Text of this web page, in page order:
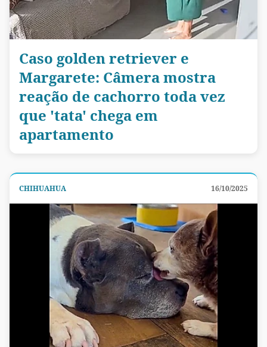
Caso golden retriever e
Margarete: Câmera mostra
reação de cachorro toda vez
que 'tata' chega em
apartamento
CHIHUAHUA 16/10/2025